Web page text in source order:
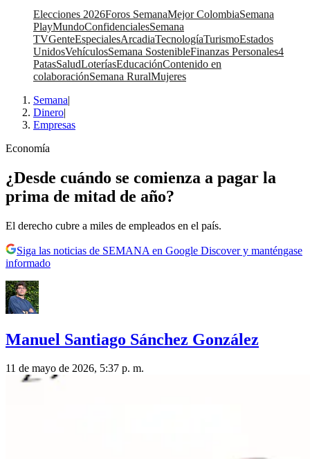
Elecciones 2026Foros SemanaMejor ColombiaSemana
PlayMundoConfidencialesSemana
TVGenteEspecialesArcadiaTecnologíaTurismoEstados
UnidosVehículosSemana SostenibleFinanzas Personales4
PatasSaludLoteríasEducaciónContenido en
colaboraciónSemana RuralMujeres
Semana|
Dinero|
Empresas
Economía
¿Desde cuándo se comienza a pagar la
prima de mitad de año?
El derecho cubre a miles de empleados en el país.
Siga las noticias de SEMANA en Google Discover y manténgase
informado
Manuel Santiago Sánchez González
11 de mayo de 2026, 5:37 p. m.